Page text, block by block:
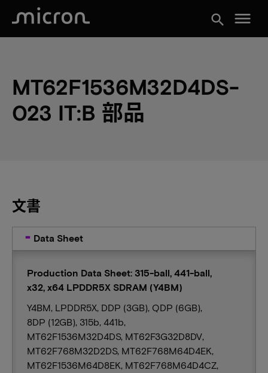
search menu
MT62F1536M32D4DS-
023 IT:B 部品
文書
Data Sheet
Production Data Sheet: 315-ball, 441-ball,
x32, x64 LPDDR5X SDRAM (Y4BM)
Y4BM, LPDDR5X, DDP (3GB), QDP (6GB),
8DP (12GB), 315b, 441b,
MT62F1536M32D4DS, MT62F3G32D8DV,
MT62F768M32D2DS, MT62F768M64D4EK,
MT62F1536M64D8EK, MT62F768M64D4CZ,